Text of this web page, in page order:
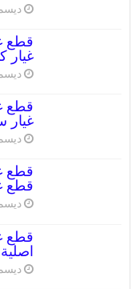
ديسمبر
غيار
ديسمبر
غيار
ديسمبر
قطع
ديسمبر
اصلية
ديسمبر